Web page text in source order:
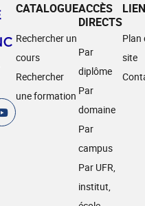
CATALOGUE
Rechercher un
cours
Rechercher
une formation
ACCÈS
DIRECTS
Par
diplôme
Par
domaine
Par
campus
Par UFR,
institut,
Plan
site